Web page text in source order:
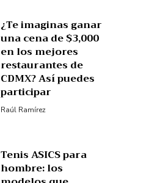
¿Te imaginas ganar
una cena de $3,000
en los mejores
restaurantes de
CDMX? Así puedes
participar
Raúl Ramírez
Tenis ASICS para
hombre: los